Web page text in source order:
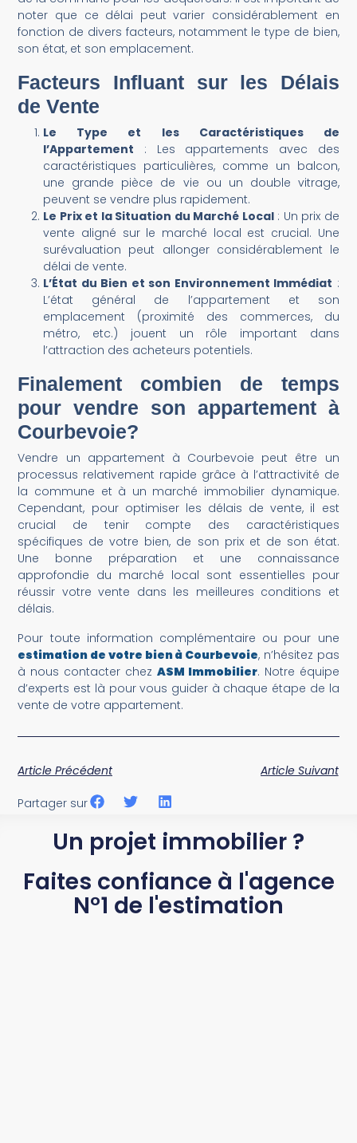
noter que ce délai peut varier considérablement en
fonction de divers facteurs, notamment le type de bien,
son état, et son emplacement.
Facteurs Influant sur les Délais
de Vente
Le Type et les Caractéristiques de
l’Appartement : Les appartements avec des
caractéristiques particulières, comme un balcon,
une grande pièce de vie ou un double vitrage,
peuvent se vendre plus rapidement.
Le Prix et la Situation du Marché Local: Un prix de
vente aligné sur le marché local est crucial. Une
surévaluation peut allonger considérablement le
délai de vente.
L’État du Bien et son Environnement Immédiat :
L’état général de l’appartement et son
emplacement (proximité des commerces, du
métro, etc.) jouent un rôle important dans
l’attraction des acheteurs potentiels​​.
Finalement combien de temps
pour vendre son appartement à
Courbevoie?
Vendre un appartement à Courbevoie peut être un
processus relativement rapide grâce à l’attractivité de
la commune et à un marché immobilier dynamique.
Cependant, pour optimiser les délais de vente, il est
crucial de tenir compte des caractéristiques
spécifiques de votre bien, de son prix et de son état.
Une bonne préparation et une connaissance
approfondie du marché local sont essentielles pour
réussir votre vente dans les meilleures conditions et
délais.
Pour toute information complémentaire ou pour une
estimation de votre bien à Courbevoie, n’hésitez pas
à nous contacter chez ASM Immobilier. Notre équipe
d’experts est là pour vous guider à chaque étape de la
vente de votre appartement.
Article Précédent Article Suivant
Partager sur
Un projet immobilier ?
Faites confiance à l'agence
N°1 de l'estimation